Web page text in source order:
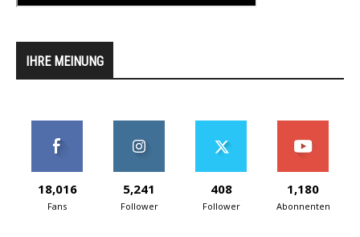
IHRE MEINUNG
18,016
Fans
5,241
Follower
408
Follower
1,180
Abonnenten